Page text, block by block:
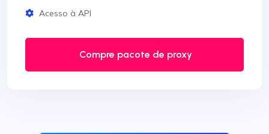
Acesso à API
Compre pacote de proxy